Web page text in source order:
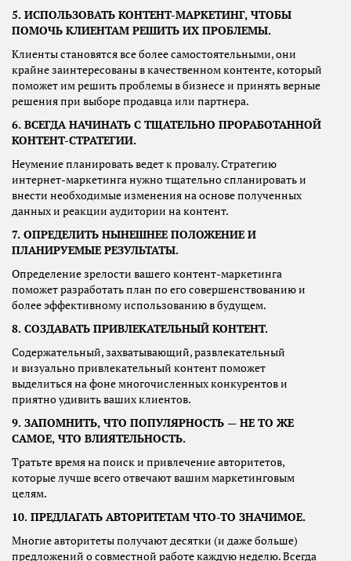
5. ИСПОЛЬЗОВАТЬ КОНТЕНТ-МАРКЕТИНГ, ЧТОБЫ
ПОМОЧЬ КЛИЕНТАМ РЕШИТЬ ИХ ПРОБЛЕМЫ.
Клиенты становятся все более самостоятельными, они
крайне заинтересованы в качественном контенте, который
поможет им решить проблемы в бизнесе и принять верные
решения при выборе продавца или партнера.
6. ВСЕГДА НАЧИНАТЬ С ТЩАТЕЛЬНО ПРОРАБОТАННОЙ
КОНТЕНТ-СТРАТЕГИИ.
Неумение планировать ведет к провалу. Стратегию
интернет-маркетинга нужно тщательно спланировать и
внести необходимые изменения на основе полученных
данных и реакции аудитории на контент.
7. ОПРЕДЕЛИТЬ НЫНЕШНЕЕ ПОЛОЖЕНИЕ И
ПЛАНИРУЕМЫЕ РЕЗУЛЬТАТЫ.
Определение зрелости вашего контент-маркетинга
поможет разработать план по его совершенствованию и
более эффективному использованию в будущем.
8. СОЗДАВАТЬ ПРИВЛЕКАТЕЛЬНЫЙ КОНТЕНТ.
Содержательный, захватывающий, развлекательный
и визуально привлекательный контент поможет
выделиться на фоне многочисленных конкурентов и
приятно удивить ваших клиентов.
9. ЗАПОМНИТЬ, ЧТО ПОПУЛЯРНОСТЬ — НЕ ТО ЖЕ
САМОЕ, ЧТО ВЛИЯТЕЛЬНОСТЬ.
Тратьте время на поиск и привлечение авторитетов,
которые лучше всего отвечают вашим маркетинговым
целям.
10. ПРЕДЛАГАТЬ АВТОРИТЕТАМ ЧТО-ТО ЗНАЧИМОЕ.
Многие авторитеты получают десятки (и даже больше)
предложений о совместной работе каждую неделю. Всегда